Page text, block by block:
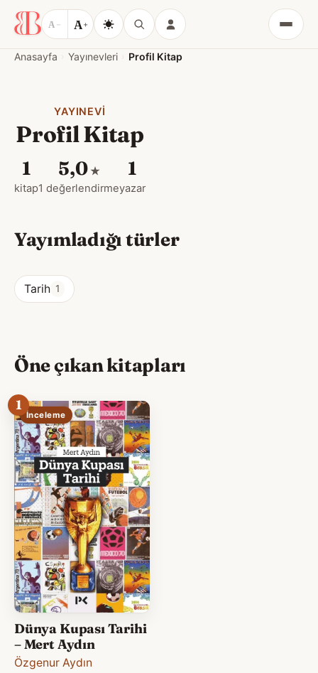
A − A+
Menü
Anasayfa Yayınevleri Profil Kitap
YAYINEVI
Profil Kitap
1
kitap
5,0 ★
1 değerlendirme
1
yazar
Yayımladığı türler
Tarih 1
Öne çıkan kitapları
1
İnceleme
Dünya Kupası Tarihi
– Mert Aydın
Özgenur Aydın